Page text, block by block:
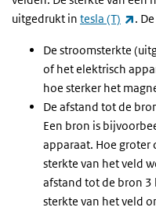
uitgedrukt in tesla (T) .
De stroomsterkte
of het elektrisch
hoe sterker het
De afstand tot de
Een bron is
apparaat. Hoe groter
sterkte van het veld
afstand tot de bron 3
sterkte van het veld